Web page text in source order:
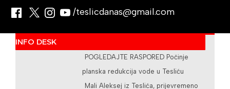
/teslicdanas@gmail.com
INFO DESK
POGLEDAJTE RASPORED Počinje
planska redukcija vode u Tesliću
Mali Aleksej iz Teslića, prijevremeno